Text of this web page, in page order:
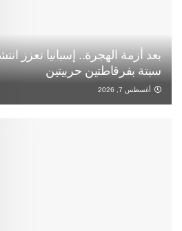
بعد أزمة الهجرة.. إسبانيا تعزز
سبتة بفرقاطتين حربيتين
أغسطس 7, 2026